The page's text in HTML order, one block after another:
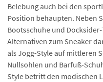
Belebung auch bei den
Position behaupten. Neben
Bootsschuhe und
Alternativen zum Sneaker
als Jogg-Style auf mittleren
Nullsohlen und Barfuß-
Style betritt den modischen